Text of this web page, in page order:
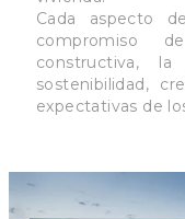
Cada aspecto
compromiso
constructiva,
sostenibilidad,
expectativas de